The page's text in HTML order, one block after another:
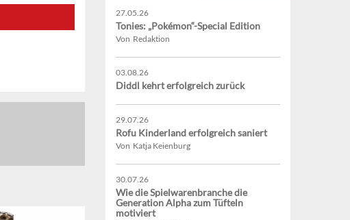
27.05.26
Tonies: „Pokémon“-Special Edition
Von Redaktion
03.08.26
Diddl kehrt erfolgreich zurück
29.07.26
Rofu Kinderland erfolgreich saniert
Von Katja Keienburg
30.07.26
Wie die Spielwarenbranche die
Generation Alpha zum Tüfteln
motiviert